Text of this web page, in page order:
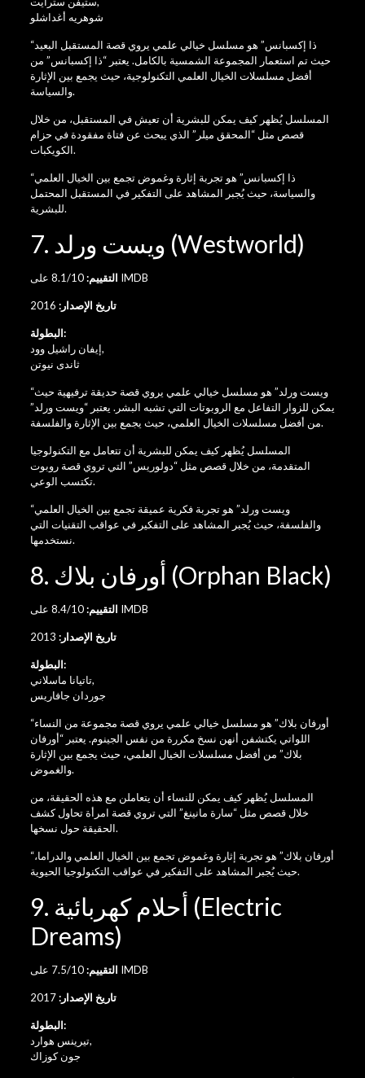
شوهريه أغداشلو
“ذا إكسبانس” هو مسلسل خيالي علمي يروي قصة المستقبل البعيد
حيث تم استعمار المجموعة الشمسية بالكامل. يعتبر “ذا إكسبانس” من
أفضل مسلسلات الخيال العلمي التكنولوجية، حيث يجمع بين الإثارة
والسياسة.
المسلسل يُظهر كيف يمكن للبشرية أن تعيش في المستقبل، من خلال
قصص مثل “المحقق ميلر” الذي يبحث عن فتاة مفقودة في حزام
الكويكبات.
“ذا إكسبانس” هو تجربة إثارة وغموض تجمع بين الخيال العلمي
والسياسة، حيث يُجبر المشاهد على التفكير في المستقبل المحتمل
للبشرية.
7. ويست ورلد (Westworld)
التقييم: 8.1/10 على IMDB
تاريخ الإصدار:
البطولة:
إيفان راشيل وود,
ثاندى نيوتن
“ويست ورلد” هو مسلسل خيالي علمي يروي قصة حديقة ترفيهية حيث
يمكن للزوار التفاعل مع الروبوتات التي تشبه البشر. يعتبر “ويست ورلد”
من أفضل مسلسلات الخيال العلمي، حيث يجمع بين الإثارة والفلسفة.
المسلسل يُظهر كيف يمكن للبشرية أن تتعامل مع التكنولوجيا
المتقدمة، من خلال قصص مثل “دولوريس” التي تروي قصة روبوت
تكتسب الوعي.
“ويست ورلد” هو تجربة فكرية عميقة تجمع بين الخيال العلمي
والفلسفة، حيث يُجبر المشاهد على التفكير في عواقب التقنيات التي
نستخدمها.
8. أورفان بلاك (Orphan Black)
التقييم: 8.4/10 على IMDB
تاريخ الإصدار:
البطولة:
تاتيانا ماسلاني,
جوردان جافاريس
“أورفان بلاك” هو مسلسل خيالي علمي يروي قصة مجموعة من النساء
اللواتي يكتشفن أنهن نسخ مكررة من نفس الجينوم. يعتبر “أورفان
بلاك” من أفضل مسلسلات الخيال العلمي، حيث يجمع بين الإثارة
والغموض.
المسلسل يُظهر كيف يمكن للنساء أن يتعاملن مع هذه الحقيقة، من
خلال قصص مثل “سارة مانينغ” التي تروي قصة امرأة تحاول كشف
الحقيقة حول نسخها.
“أورفان بلاك” هو تجربة إثارة وغموض تجمع بين الخيال العلمي والدراما،
حيث يُجبر المشاهد على التفكير في عواقب التكنولوجيا الحيوية.
9. أحلام كهربائية (Electric
Dreams)
التقييم: 7.5/10 على IMDB
تاريخ الإصدار:2017
البطولة:
تيرينس هوارد,
جون كوزاك